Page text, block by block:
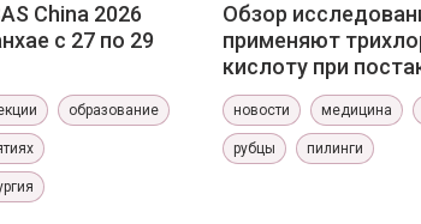
China 2026
с 27 по 29
образование
Обзор
применяют
кислоту при
новости медицина
рубцы пилинги